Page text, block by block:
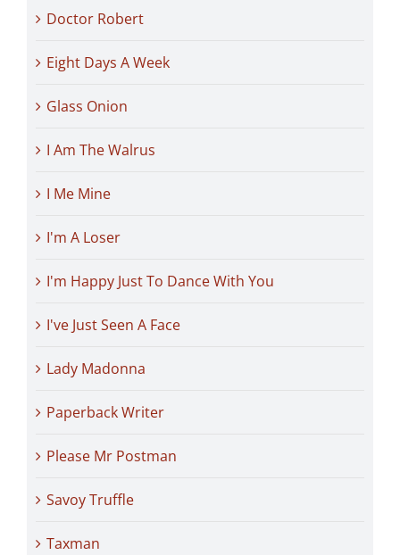
Doctor Robert
Eight Days A Week
Glass Onion
I Am The Walrus
I Me Mine
I'm A Loser
I'm Happy Just To Dance With You
I've Just Seen A Face
Lady Madonna
Paperback Writer
Please Mr Postman
Savoy Truffle
Taxman